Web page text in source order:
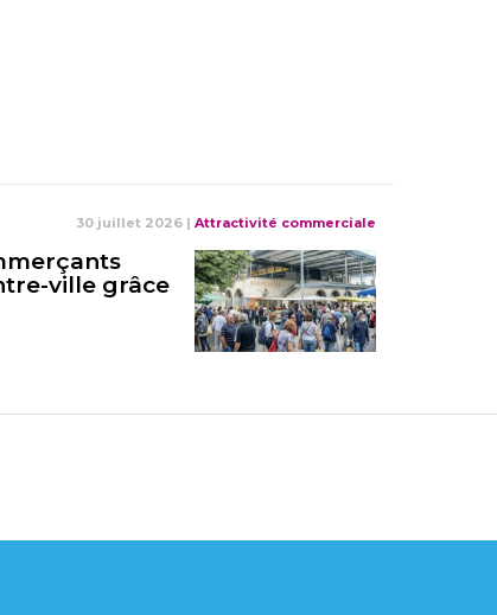
30 juillet 2026 | Attractivité commerciale
ville grâce